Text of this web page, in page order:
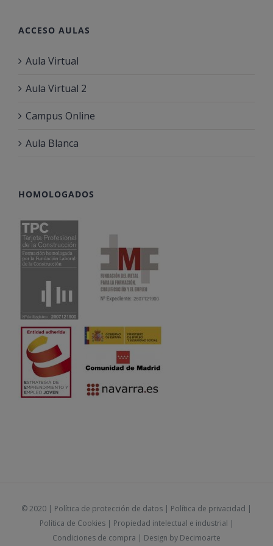
ACCESO AULAS
Aula Virtual
Aula Virtual 2
Campus Online
Aula Blanca
HOMOLOGADOS
© 2020 | Política de protección de datos | Política de privacidad |
Política de Cookies| Propiedad intelectual e industrial |
Condiciones de compra | Design by Decimoarte